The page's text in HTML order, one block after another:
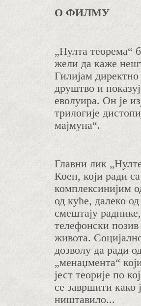
О ФИЛМУ
„Нулта теорема“
жели да каже
Гилијам директно
друштво и
еволуира. Он је
трилогије
мајмуна“.
Главни лик
Коен, који ради
комплексинијим
од куће, далеко
смештају
телефонски
живота.
дозволу да ради
„менаџмента“
јест теорије по
се завршити како
ништавило...